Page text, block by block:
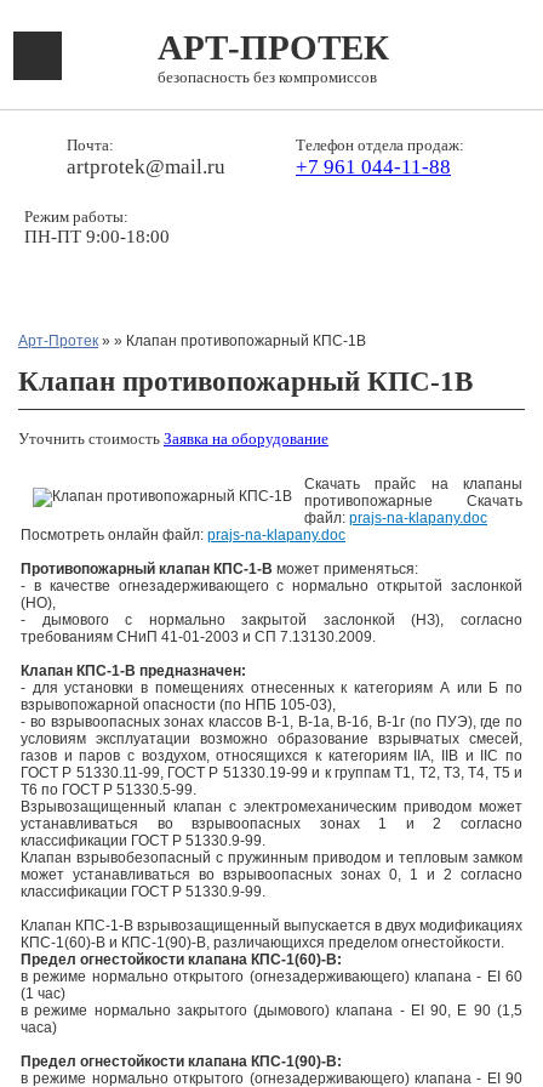
АРТ-ПРОТЕК
безопасность без компромиссов
Почта:
artprotek@mail.ru
Телефон отдела продаж:
+7 961 044-11-88
Режим работы:
ПН-ПТ 9:00-18:00
Арт-Протек » » Клапан противопожарный КПС-1В
Клапан противопожарный КПС-1В
Уточнить стоимость Заявка на оборудование
Скачать прайс на клапаны
противопожарные Скачать
файл: prajs-na-klapany.doc
Посмотреть онлайн файл: prajs-na-klapany.doc
Противопожарный клапан КПС-1-В может применяться:
- в качестве огнезадерживающего с нормально открытой заслонкой
(НО),
- дымового с нормально закрытой заслонкой (НЗ), согласно
требованиям СНиП 41-01-2003 и СП 7.13130.2009.
Клапан КПС-1-В предназначен:
- для установки в помещениях отнесенных к категориям А или Б по
взрывопожарной опасности (по НПБ 105-03),
- во взрывоопасных зонах классов В-1, В-1а, В-1б, В-1г (по ПУЭ), где по
условиям эксплуатации возможно образование взрывчатых смесей,
газов и паров с воздухом, относящихся к категориям IIA, IIB и IIC по
ГОСТ Р 51330.11-99, ГОСТ Р 51330.19-99 и к группам Т1, Т2, Т3, Т4, Т5 и
Т6 по ГОСТ Р 51330.5-99.
Взрывозащищенный клапан с электромеханическим приводом может
устанавливаться во взрывоопасных зонах 1 и 2 согласно
классификации ГОСТ Р 51330.9-99.
Клапан взрывобезопасный с пружинным приводом и тепловым замком
может устанавливаться во взрывоопасных зонах 0, 1 и 2 согласно
классификации ГОСТ Р 51330.9-99.
Клапан КПС-1-В взрывозащищенный выпускается в двух модификациях
КПС-1(60)-В и КПС-1(90)-В, различающихся пределом огнестойкости.
Предел огнестойкости клапана КПС-1(60)-В:
в режиме нормально открытого (огнезадерживающего) клапана - EI 60
(1 час)
в режиме нормально закрытого (дымового) клапана - EI 90, E 90 (1,5
часа)
Предел огнестойкости клапана КПС-1(90)-В:
в режиме нормально открытого (огнезадерживающего) клапана - EI 90